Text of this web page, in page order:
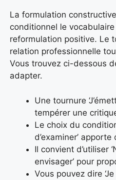
La formulation
conditionnel le
reformulation positive. Le
relation professionnelle
Vous trouvez ci-dessous
adapter.
Une tournure
tempérer une
Le choix du
d’examiner’
Il convient d’utiliser
envisager’ pour
Vous pouvez dire